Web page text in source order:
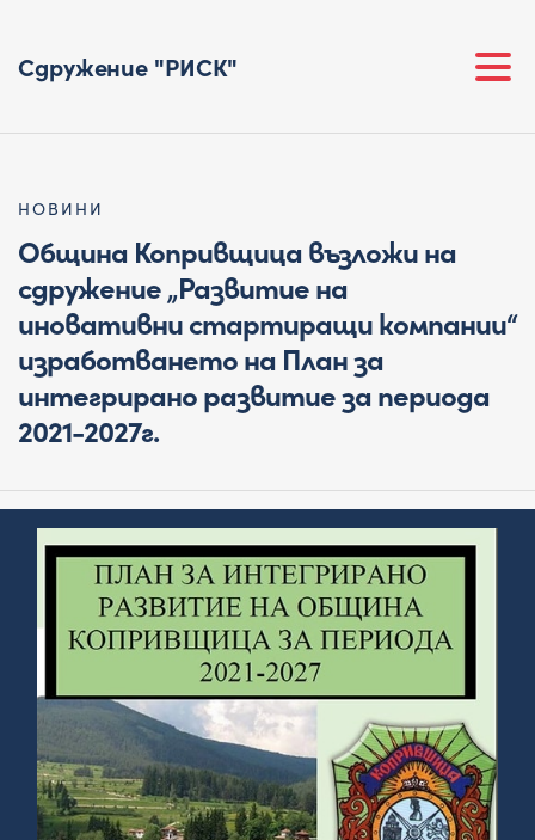
Сдружение "РИСК"
НОВИНИ
Община Копривщица възложи на
сдружение „Развитие на
иновативни стартиращи компании“
изработването на План за
интегрирано развитие за периода
2021-2027г.